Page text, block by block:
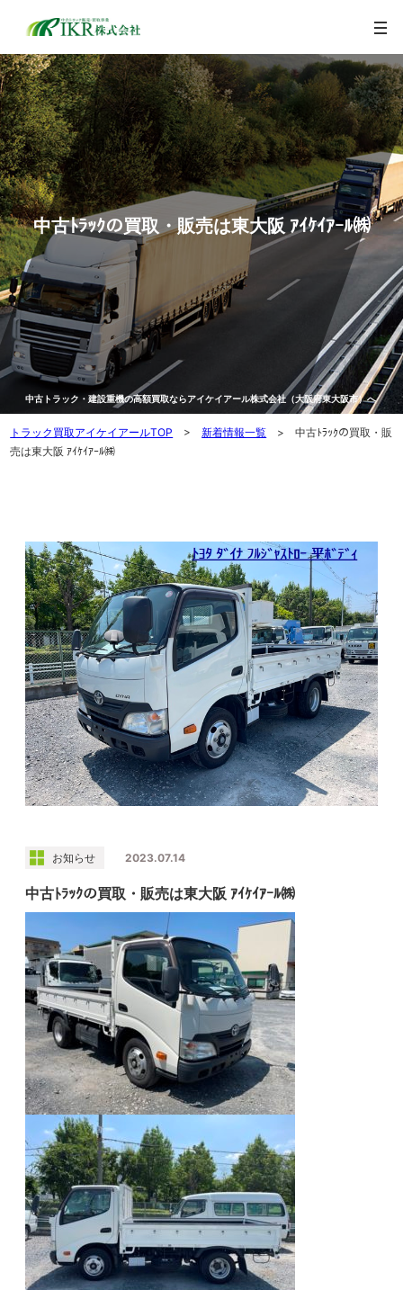
中古ﾄﾗｯｸの買取・販売は東大阪 ｱｲｹｲｱｰﾙ㈱
中古トラック・建設重機の高額買取ならアイケイアール株式会社（大阪府東大阪市）へ
トラック買取アイケイアールTOP >新着情報一覧 > 中古ﾄﾗｯｸの買取・販
売は東大阪 ｱｲｹｲｱｰﾙ㈱
お知らせ 2023.07.14
中古ﾄﾗｯｸの買取・販売は東大阪 ｱｲｹｲｱｰﾙ㈱